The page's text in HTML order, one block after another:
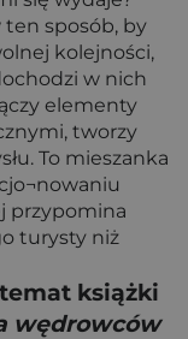
ten sposób, by
kolejności,
w nich
elementy
tworzy
To mieszanka
przypomina
turysty niż
książki
wędrowców